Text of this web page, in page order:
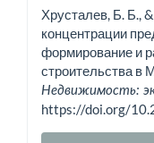
Хрусталев, Б. Б.,
концентрации
формирование и
строительства в
Недвижимость:
https://doi.org/